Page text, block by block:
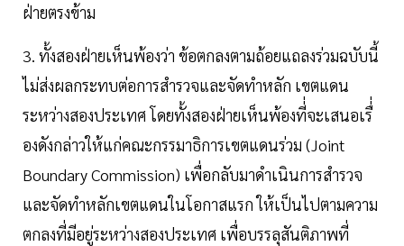
ฝ่ายตรงข้าม
3. ทั้งสองฝ่ายเห็นพ้องว่า ข้อตกลงตามถ้อยแถลงร่วมฉบับนี้
ไม่ส่งผลกระทบต่อการสำรวจและจัดทำหลัก เขตแดน
ระหว่างสองประเทศ โดยทั้งสองฝ่ายเห็นพ้องที่่จะเสนอเรื่่
องดังกล่าวให้แก่คณะกรรมาธิการเขตแดนร่วม (Joint
Boundary Commission) เพื่อกลับมาดำเนินการสำรวจ
และจัดทำหลักเขตแดนในโอกาสแรก ให้เป็นไปตามความ
ตกลงที่มีอยู่ระหว่างสองประเทศ เพื่อบรรลุสันติภาพที่